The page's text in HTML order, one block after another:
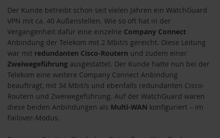
Der Kunde betreibt schon seit vielen Jahren ein WatchGuard
VPN mit ca. 40 Außenstellen. Wie so oft hat in der
Vergangenheit dafür eine einzelne Company Connect
Anbindung der Telekom mit 2 Mbit/s gereicht. Diese Leitung
war mit redundanten Cisco-Routern und zudem einer
Zweiwegeführung ausgestattet. Der Kunde hatte nun bei der
Telekom eine weitere Company Connect Anbindung
beauftragt, mit 34 Mbit/s und ebenfalls redundanten Cisco-
Routern und Zweiwegeführung. Auf der WatchGuard waren
diese beiden Anbindungen als Multi-WAN konfiguriert – im
Failover-Modus.